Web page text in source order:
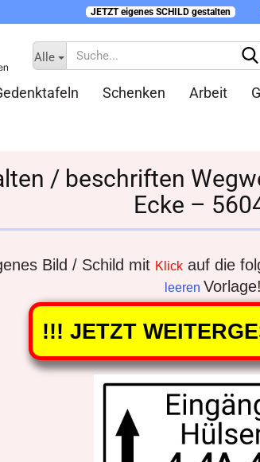
JETZT eigenes SCHILD gestalten
Alle
Schenken Arbeit
/ beschriften
Ecke –
Bild / Schild mit Klickauf die
leeren Vorlage!
!!! JETZT